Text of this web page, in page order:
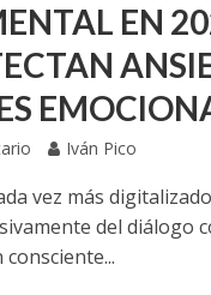
EN
Iván Pico
vez más
del diálogo